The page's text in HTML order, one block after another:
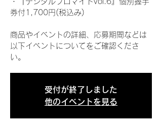
券付1,700円(税込み)
商品やイベントの詳細、応募期間などは
以下イベントについてをご確認くださ
い。
受付が終了しました
他のイベントを見る